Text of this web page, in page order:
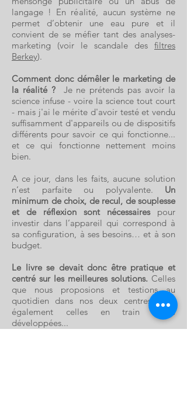
langage ! En réalité, aucun système ne
permet d’obtenir une eau pure et il
convient de se méfier tant des analyses-
marketing (voir le scandale des filtres
Berkey).
Comment donc démêler le marketing de
la réalité ?Je ne prétends pas avoir la
science infuse - voire la science tout court
- mais j'ai le mérite d'avoir testé et vendu
suffisamment d'appareils ou de dispositifs
différents pour savoir ce qui fonctionne...
et ce qui fonctionne nettement moins
bien.
A ce jour, dans les faits, aucune solution
n’est parfaite ou polyvalente. Un
minimum de choix, de recul, de souplesse
et de réflexion sont nécessairespour
investir dans l’appareil qui correspond à
sa configuration, à ses besoins… et à son
budget.
Le livre se devait donc être pratique et
centré sur les meilleures solutions. Celles
que nous proposions et testions au
quotidien dans nos deux centres mais
également celles en train d'être
développées...